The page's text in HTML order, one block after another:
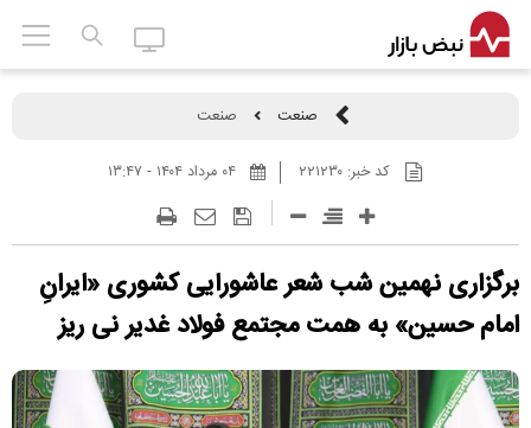
صنعت صنعت
کد خبر: ۲۲۱۲۳۰
برگزاری نهمین شب شعر عاشورایی کشوری «ایرانِ
امام حسین» به همت مجتمع فولاد غدیر نی ریز